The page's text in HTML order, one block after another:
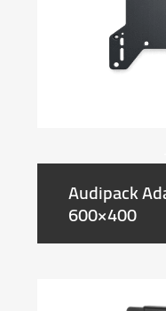
Audipack
600×400